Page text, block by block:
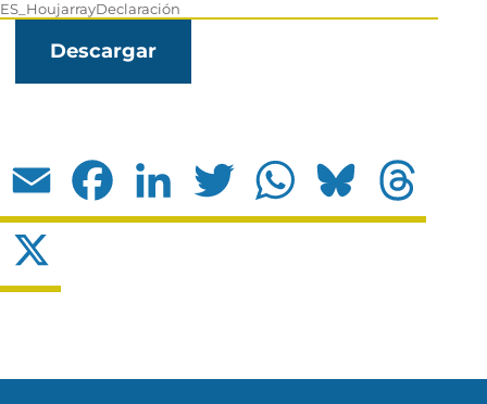
ES_HoujarrayDeclaración
Descargar
Email Facebook LinkedIn Twitter WhatsApp Bluesky